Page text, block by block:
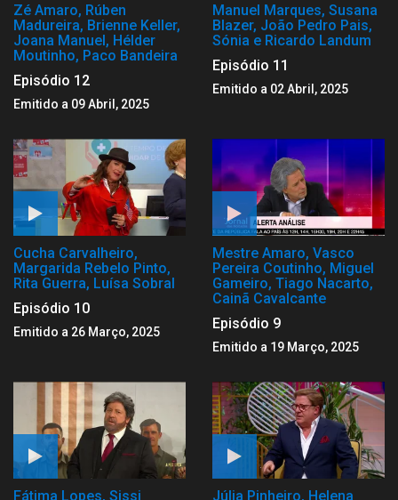
Zé Amaro, Rúben
Madureira, Brienne Keller,
Joana Manuel, Hélder
Moutinho, Paco Bandeira
Episódio 12
Emitido a 09 Abril, 2025
Manuel Marques, Susana
Blazer, João Pedro Pais,
Sónia e Ricardo Landum
Episódio 11
Emitido a 02 Abril, 2025
Cucha Carvalheiro,
Margarida Rebelo Pinto,
Rita Guerra, Luísa Sobral
Episódio 10
Emitido a 26 Março, 2025
Mestre Amaro, Vasco
Pereira Coutinho, Miguel
Gameiro, Tiago Nacarto,
Cainã Cavalcante
Episódio 9
Emitido a 19 Março, 2025
Fátima Lopes, Sissi
Júlia Pinheiro, Helena